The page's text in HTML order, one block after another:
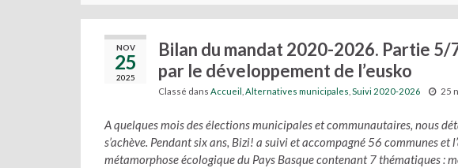
NOV
25
2025
Bilan du mandat 2020-2026. Partie
par le développement de l’eusko
Classé dans Accueil Alternatives municipales Suivi 2020-2026 25
A quelques mois des élections municipales et communautaires, nous
s’achève. Pendant six ans, Bizi! a suivi et accompagné 56 communes et
métamorphose écologique du Pays Basque contenant 7 thématiques :